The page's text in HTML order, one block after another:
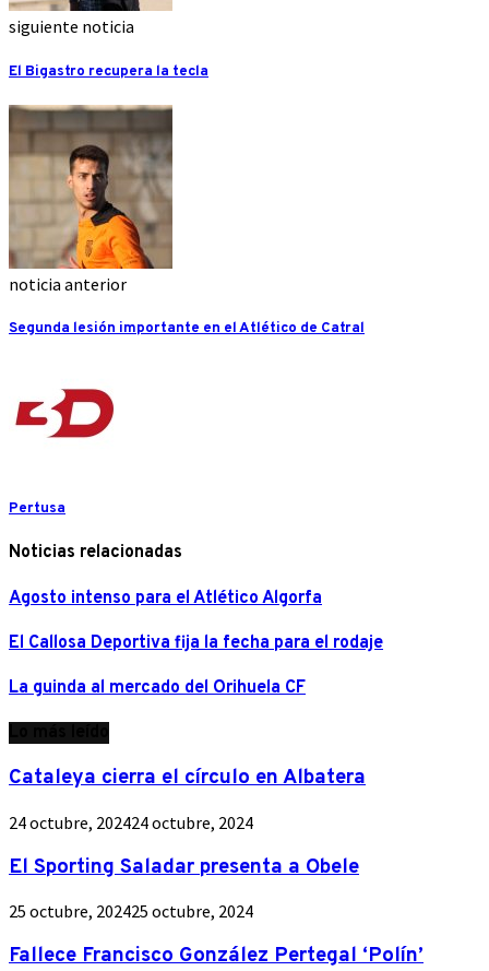
siguiente noticia
El Bigastro recupera la tecla
noticia anterior
Segunda lesión importante en el Atlético de Catral
Pertusa
Noticias relacionadas
Agosto intenso para el Atlético Algorfa
El Callosa Deportiva fija la fecha para el rodaje
La guinda al mercado del Orihuela CF
Cataleya cierra el círculo en Albatera
24 octubre, 202424 octubre, 2024
El Sporting Saladar presenta a Obele
25 octubre, 202425 octubre, 2024
Fallece Francisco González Pertegal ‘Polín’